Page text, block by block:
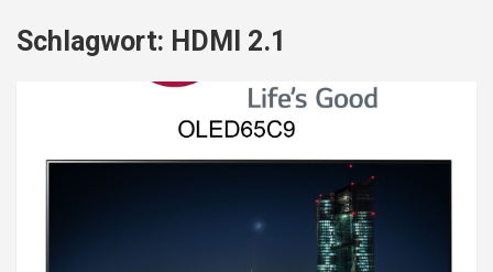
Schlagwort: HDMI 2.1